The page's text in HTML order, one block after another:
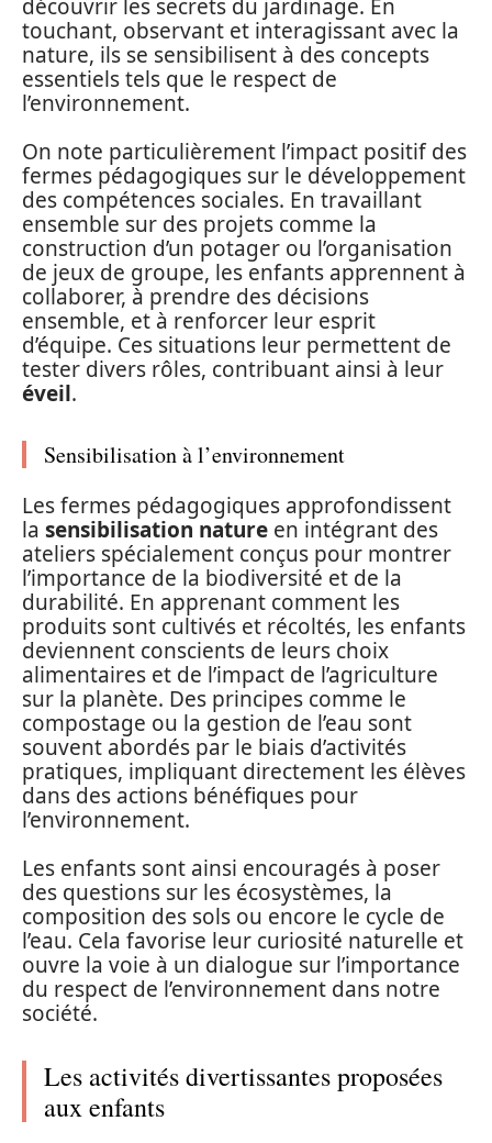
découvrir les secrets du jardinage. En
touchant, observant et interagissant avec la
nature, ils se sensibilisent à des concepts
essentiels tels que le respect de
l’environnement.
On note particulièrement l’impact positif des
fermes pédagogiques sur le développement
des compétences sociales. En travaillant
ensemble sur des projets comme la
construction d’un potager ou l’organisation
de jeux de groupe, les enfants apprennent à
collaborer, à prendre des décisions
ensemble, et à renforcer leur esprit
d’équipe. Ces situations leur permettent de
tester divers rôles, contribuant ainsi à leur
éveil.
Sensibilisation à l’environnement
Les fermes pédagogiques approfondissent
la sensibilisation nature en intégrant des
ateliers spécialement conçus pour montrer
l’importance de la biodiversité et de la
durabilité. En apprenant comment les
produits sont cultivés et récoltés, les enfants
deviennent conscients de leurs choix
alimentaires et de l’impact de l’agriculture
sur la planète. Des principes comme le
compostage ou la gestion de l’eau sont
souvent abordés par le biais d’activités
pratiques, impliquant directement les élèves
dans des actions bénéfiques pour
l’environnement.
Les enfants sont ainsi encouragés à poser
des questions sur les écosystèmes, la
composition des sols ou encore le cycle de
l’eau. Cela favorise leur curiosité naturelle et
ouvre la voie à un dialogue sur l’importance
du respect de l’environnement dans notre
société.
Les activités divertissantes proposées
aux enfants